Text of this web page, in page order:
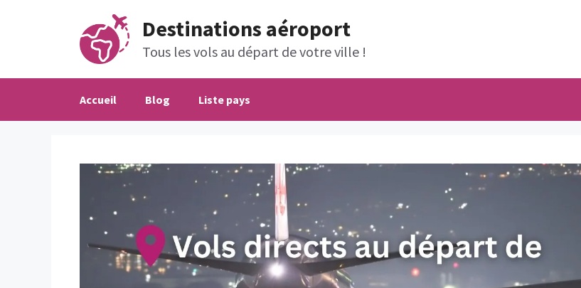
Destinations aéroport
Tous les vols au départ de votre ville !
Accueil Blog Liste pays